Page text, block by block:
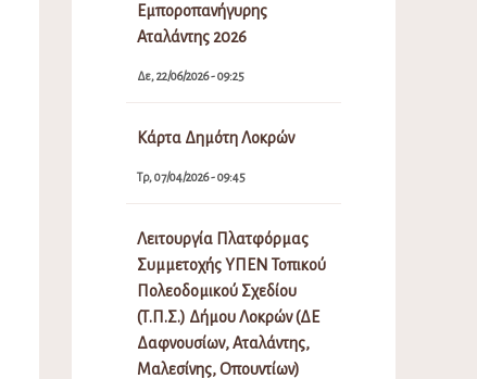
Εμποροπανήγυρης
Αταλάντης 2026
Δε, 22/06/2026 - 09:25
Κάρτα Δημότη Λοκρών
Τρ, 07/04/2026 - 09:45
Λειτουργία Πλατφόρμας
Συμμετοχής ΥΠΕΝ Τοπικού
Πολεοδομικού Σχεδίου
(Τ.Π.Σ.) Δήμου Λοκρών (ΔΕ
Δαφνουσίων, Αταλάντης,
Μαλεσίνης, Οπουντίων)